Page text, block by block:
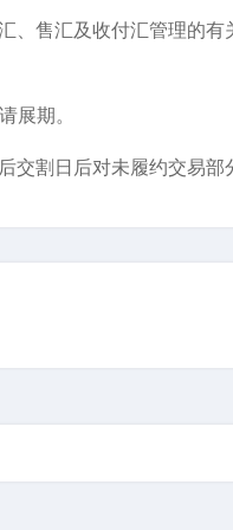
、售汇及收付汇管理的
展期。
割日后对未履约交易部